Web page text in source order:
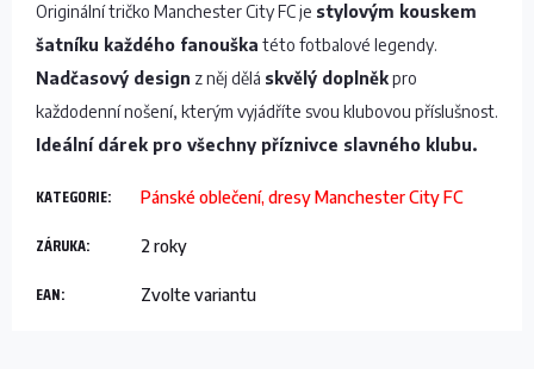
Originální tričko Manchester City FC je stylovým kouskem
šatníku každého fanouška této fotbalové legendy.
Nadčasový design z něj dělá skvělý doplněkpro
každodenní nošení, kterým vyjádříte svou klubovou příslušnost.
Ideální dárek pro všechny příznivce slavného klubu.
KATEGORIE: Pánské oblečení, dresy Manchester City FC
ZÁRUKA: 2 roky
EAN: Zvolte variantu